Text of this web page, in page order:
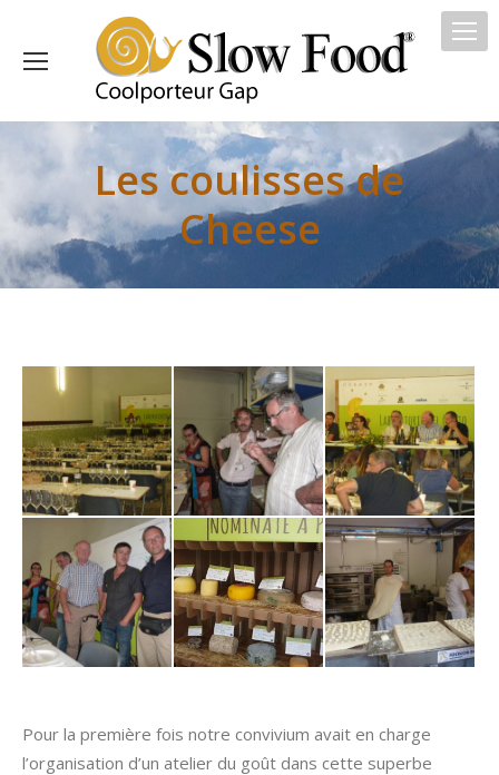
Les coulisses de
Cheese
Pour la première fois notre convivium avait en charge
l’organisation d’un atelier du goût dans cette superbe